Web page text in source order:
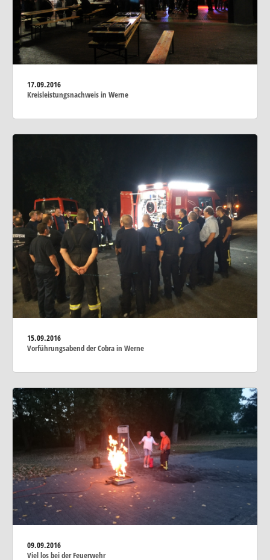
17.09.2016
Kreisleistungsnachweis in Werne
15.09.2016
Vorführungsabend der Cobra in Werne
09.09.2016
Viel los bei der Feuerwehr